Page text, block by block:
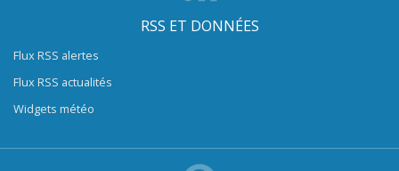
RSS ET DONNÉES
Flux RSS alertes
Flux RSS actualités
Widgets météo